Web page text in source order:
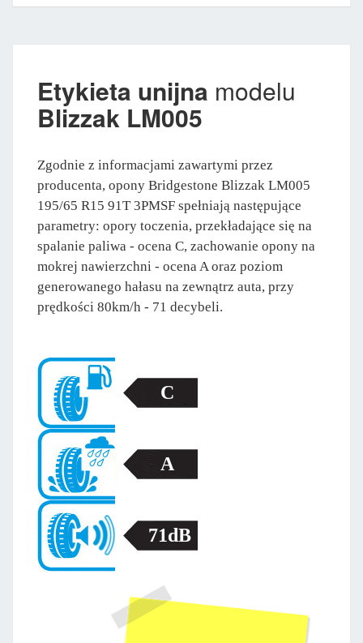
Etykieta unijna modelu
Blizzak LM005
Zgodnie z informacjami zawartymi przez
producenta, opony Bridgestone Blizzak LM005
195/65 R15 91T 3PMSF spełniają następujące
parametry: opory toczenia, przekładające się na
spalanie paliwa - ocena C, zachowanie opony na
mokrej nawierzchni - ocena A oraz poziom
generowanego hałasu na zewnątrz auta, przy
prędkości 80km/h - 71 decybeli.
C
A
71dB